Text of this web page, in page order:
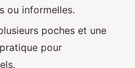
ou informelles.
poches et une
pour